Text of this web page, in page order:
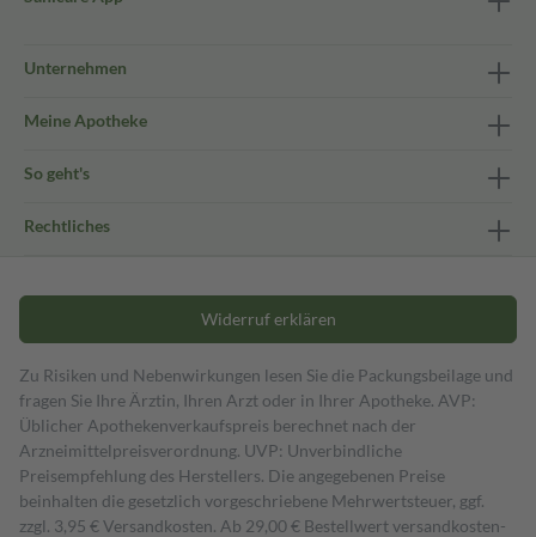
Unternehmen
Meine Apotheke
So geht's
Rechtliches
Widerruf erklären
Zu Risiken und Nebenwirkungen lesen Sie die Packungsbeilage und
fragen Sie Ihre Ärztin, Ihren Arzt oder in Ihrer Apotheke. AVP:
Üblicher Apothekenverkaufspreis berechnet nach der
Arzneimittelpreisverordnung. UVP: Unverbindliche
Preisempfehlung des Herstellers. Die angegebenen Preise
beinhalten die gesetzlich vorgeschriebene Mehrwertsteuer, ggf.
zzgl. 3,95 € Versandkosten. Ab 29,00 € Bestell­wert versand­kosten­